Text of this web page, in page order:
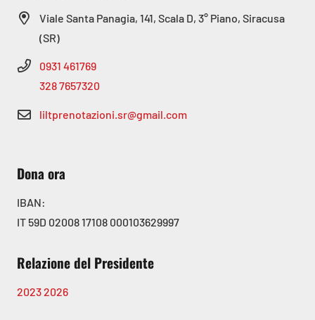
Viale Santa Panagia, 141, Scala D, 3° Piano, Siracusa
(SR)
0931 461769
328 7657320
liltprenotazioni.sr@gmail.com
Dona ora
IBAN:
IT 59D 02008 17108 000103629997
Relazione del Presidente
20232026